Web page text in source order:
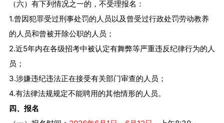
（六）有下列情况之一的，不受理报名：
1.曾因犯罪受过刑事处罚的人员以及曾受过行政处罚劳动教养
的人员和曾被开除公职的人员；
2.近5年内在各级招考中被认定有舞弊等严重违反纪律行为的人
员；
3.涉嫌违纪违法正在接受有关部门审查的人员；
4.有法律法规规定不能聘用的其他情形的人员。
四、报名